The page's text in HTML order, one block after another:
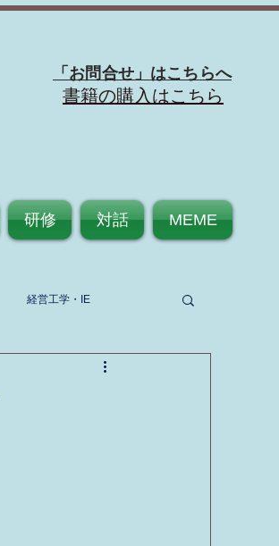
「お問合せ」はこちらへ
​書籍の購入はこちら
研修 対話 MEME
経営工学・IE